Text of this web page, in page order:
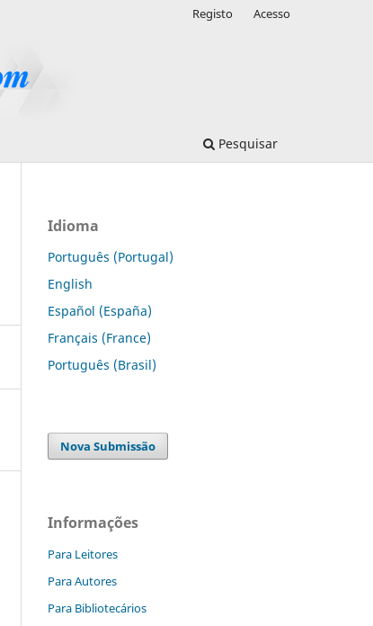
Pesquisar
Registo Acesso
Idioma
Português (Portugal)
English
Español (España)
Français (France)
Português (Brasil)
Nova Submissão
Informações
Para Leitores
Para Autores
Para Bibliotecários